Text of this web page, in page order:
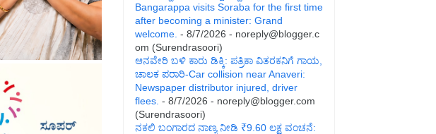
Bangarappa visits Soraba for the first time
after becoming a minister: Grand
welcome. - 8/7/2026 - noreply@blogger.c
om (Surendrasoori)
ಆನವೇರಿ ಬಳಿ ಕಾರು ಡಿಕ್ಕಿ: ಪತ್ರಿಕಾ ವಿತರಕನಿಗೆ ಗಾಯ,
ಚಾಲಕ ಪರಾರಿ-Car collision near Anaveri:
Newspaper distributor injured, driver
flees. - 8/7/2026 - noreply@blogger.com
(Surendrasoori)
ನಕಲಿ ಬಂಗಾರದ ನಾಣ್ಯ ನೀಡಿ ₹9.60 ಲಕ್ಷ ವಂಚನೆ: